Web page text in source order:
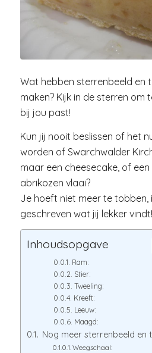
Wat hebben sterrenbeeld en
maken? Kijk in de sterren om
bij jou past!
Kun jij nooit beslissen of het
worden of Swarchwalder
maar een cheesecake, of
abrikozen vlaai?
Je hoeft niet meer te tobben,
geschreven wat jij lekker vindt!
Inhoudsopgave
Ram:
Stier:
Tweeling:
Kreeft:
Leeuw:
Maagd:
Nog meer sterrenbeeld en
Weegschaal: